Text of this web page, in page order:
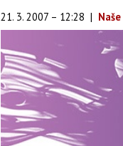
21. 3. 2007 – 12:28 |